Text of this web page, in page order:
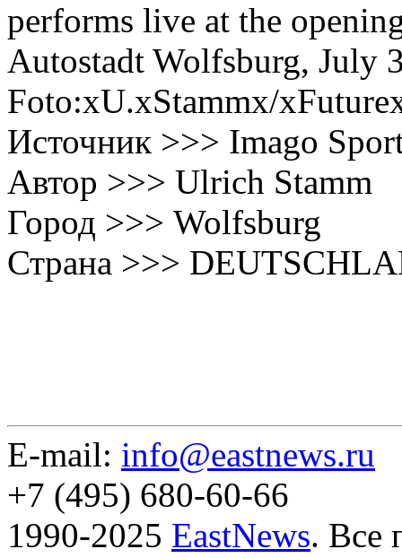
performs live at the
Autostadt Wolfsburg, July
Foto:xU.xStammx/
Источник >>> Imago
Автор >>> Ulrich Stamm
Город >>> Wolfsburg
Страна >>>
E-mail: info@eastnews.ru
+7 (495) 680-60-66
1990-2025 EastNews. Все